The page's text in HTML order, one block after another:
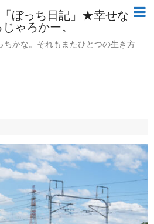
ぼっち日記」★幸せな
ゃろかー。
ちかな。それもまたひとつの生き方